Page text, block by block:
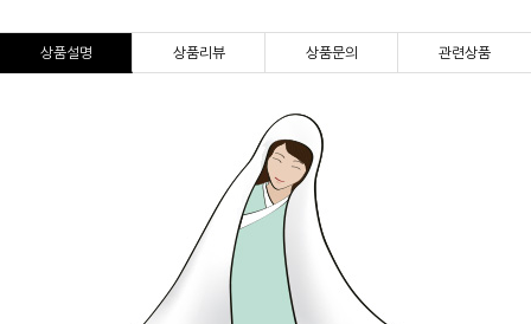
상품설명 상품리뷰 상품문의 관련상품